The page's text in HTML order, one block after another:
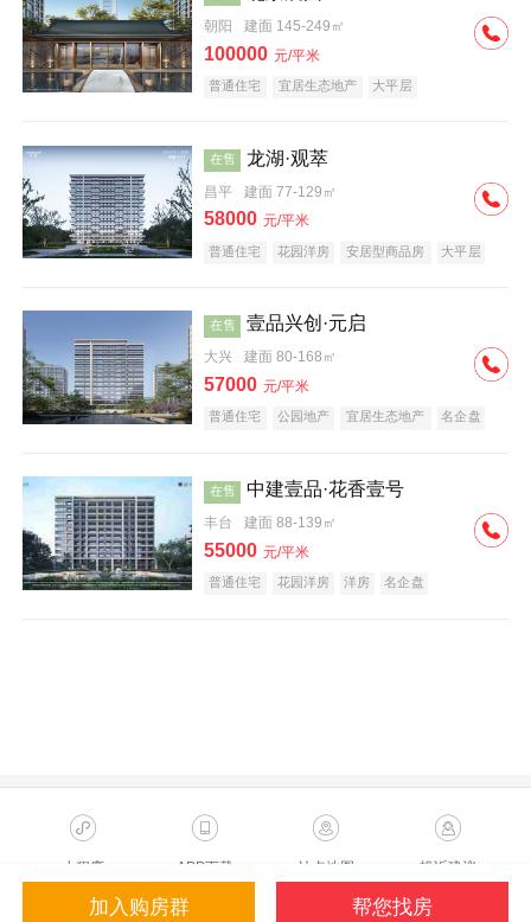
朝阳 建面 145-249㎡
100000 元/平米
普通住宅 宜居生态地产 大平层
在售 龙湖·观萃
昌平 建面 77-129㎡
58000 元/平米
普通住宅 花园洋房 安居型商品房
大平层
在售 壹品兴创·元启
大兴 建面 80-168㎡
57000 元/平米
普通住宅 公园地产 宜居生态地产 名企盘
在售 中建壹品·花香壹号
丰台 建面 88-139㎡
55000 元/平米
普通住宅 花园洋房 洋房 名企盘
加入购房群 帮您找房
小程序 APP下载 站点地图 投诉建议